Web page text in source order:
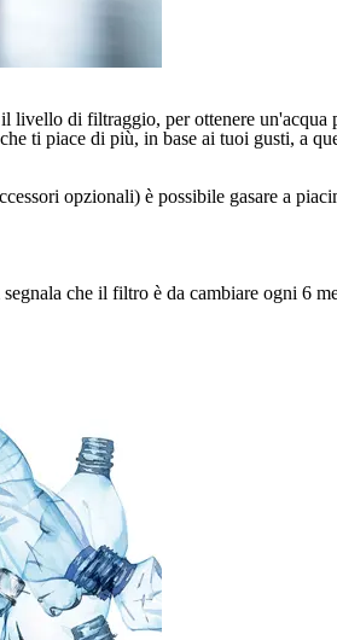
livello di filtraggio, per ottenere
ti piace di più, in base ai tuoi gusti, a
opzionali) è possibile gasare a
che il filtro è da cambiare ogni 6